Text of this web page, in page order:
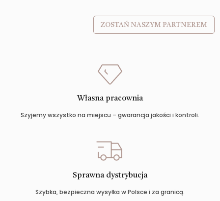
ZOSTAŃ NASZYM PARTNEREM
Własna pracownia
Szyjemy wszystko na miejscu – gwarancja jakości i kontroli.
Sprawna dystrybucja
Szybka, bezpieczna wysyłka w Polsce i za granicą.